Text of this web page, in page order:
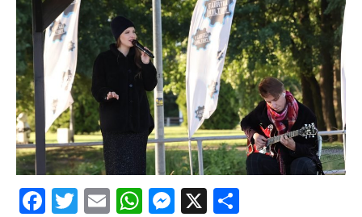
Facebook
Twitter
EmailWhatsApp
Messenger
X